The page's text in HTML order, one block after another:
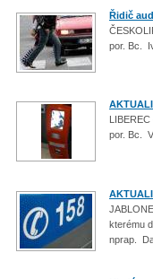
Řidič
por. Bc.
por. Bc.
kterému
nprap.